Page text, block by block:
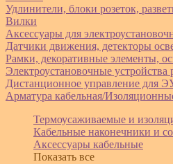
Удлинители, блоки розеток,
Вилки
Аксессуары для
Датчики движения, детекторы
Рамки, декоративные элементы,
Электроустановочные устройства
Дистанционное управление для
Арматура кабельная/
Термоусаживаемые и
Кабельные наконечники и
Аксессуары кабельные
Показать все